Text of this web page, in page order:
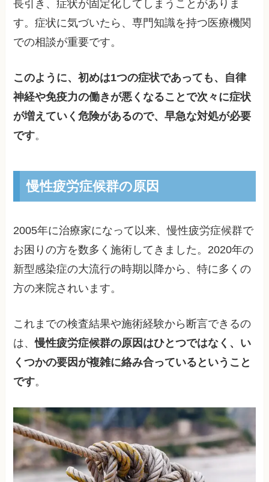
長引き、症状が固定化してしまうことがありま
す。症状に気づいたら、専門知識を持つ医療機関
での相談が重要です。
このように、初めは1つの症状であっても、自律
神経や免疫力の働きが悪くなることで次々に症状
が増えていく危険があるので、早急な対処が必要
です。
慢性疲労症候群の原因
2005年に治療家になって以来、慢性疲労症候群で
お困りの方を数多く施術してきました。2020年の
新型感染症の大流行の時期以降から、特に多くの
方の来院されいます。
これまでの検査結果や施術経験から断言できるの
は、慢性疲労症候群の原因はひとつではなく、い
くつかの要因が複雑に絡み合っているということ
です。